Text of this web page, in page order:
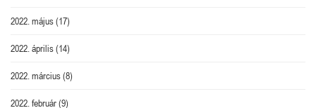
2022. május(17)
2022. április(14)
2022. március(8)
2022. február(9)